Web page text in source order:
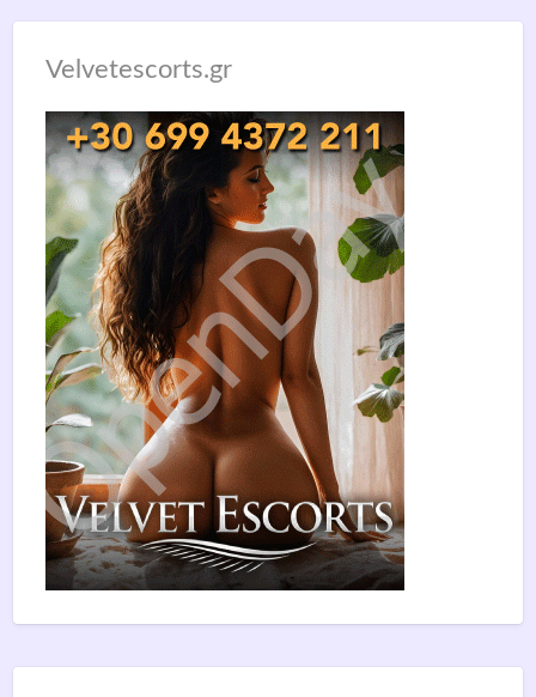
Velvetescorts.gr